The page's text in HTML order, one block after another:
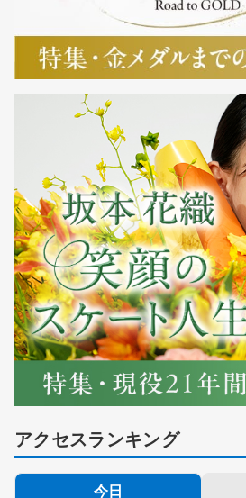
アクセスランキング
今日